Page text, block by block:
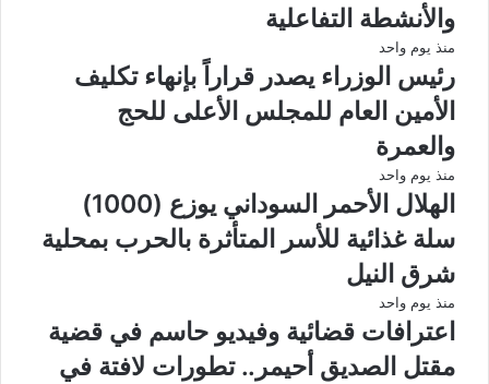
والأنشطة التفاعلية
منذ يوم واحد
رئيس الوزراء يصدر قراراً بإنهاء تكليف
الأمين العام للمجلس الأعلى للحج
والعمرة
منذ يوم واحد
الهلال الأحمر السوداني يوزع (1000)
سلة غذائية للأسر المتأثرة بالحرب بمحلية
شرق النيل
منذ يوم واحد
اعترافات قضائية وفيديو حاسم في قضية
مقتل الصديق أحيمر.. تطورات لافتة في